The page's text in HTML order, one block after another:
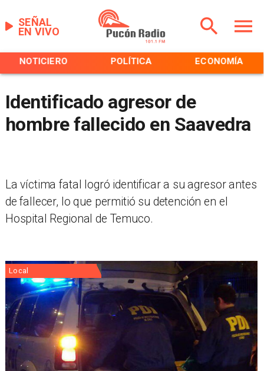
EN VIVO
SEÑAL
NOTICIERO POLÍTICA ECONOMÍA
Identificado agresor de
hombre fallecido en Saavedra
La víctima fatal logró identificar a su agresor antes
de fallecer, lo que permitió su detención en el
Hospital Regional de Temuco.
Local